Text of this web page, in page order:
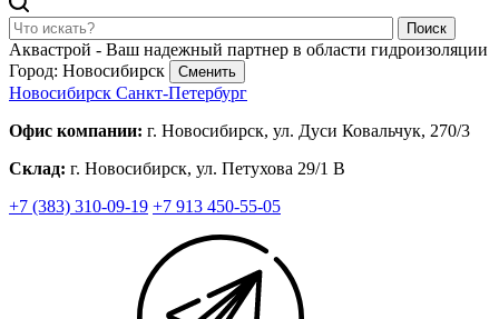
Поиск
Аквастрой - Ваш надежный партнер в области гидроизоляции
Город: Новосибирск
Сменить
Новосибирск Санкт-Петербург
Офис компании: г. Новосибирск, ул. Дуси Ковальчук, 270/3
Склад: г. Новосибирск, ул. Петухова 29/1 В
+7 (383) 310-09-19 +7 913 450-55-05